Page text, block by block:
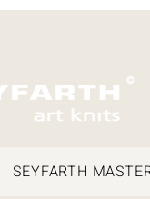
SEYFARTH